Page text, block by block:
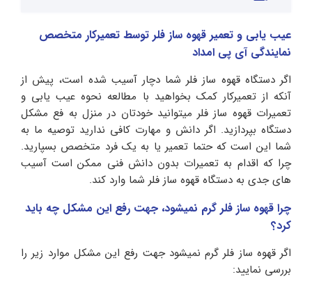
عیب یابی و تعمیر قهوه ساز فلر توسط تعمیرکار متخصص
نمایندگی آی پی امداد
اگر دستگاه قهوه ساز فلر شما دچار آسیب شده است، پیش از
آنکه از تعمیرکار کمک بخواهید با مطالعه نحوه عیب یابی و
تعمیرات قهوه ساز فلر میتوانید خودتان در منزل به فع مشکل
دستگاه بپردازید. اگر دانش و مهارت کافی ندارید توصیه ما به
شما این است که حتما تعمیر یا به یک فرد متخصص بسپارید.
چرا که اقدام به تعمیرات بدون دانش فنی ممکن است آسیب
های جدی به دستگاه قهوه ساز فلر شما وارد کند.
چرا قهوه ساز فلر گرم نمیشود، جهت رفع این مشکل چه باید
کرد؟
اگر قهوه ساز فلر گرم نمیشود جهت رفع این مشکل موارد زیر را
بررسی نمایید: